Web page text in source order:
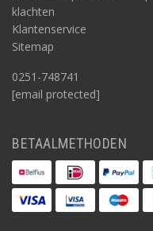
klachten
Klantenservice
Sitemap
0251-748741
[email protected]
BETAALMETHODEN